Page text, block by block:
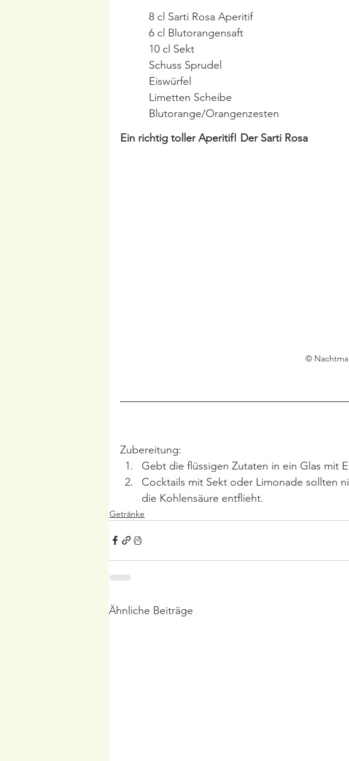
8 cl Sarti Rosa Aperitif
6 cl Blutorangensaft
10 cl Sekt
Schuss Sprudel
Eiswürfel
Limetten Scheibe
Blutorange/Orangenzesten
Ein richtig toller Aperitif! Der Sarti Rosa
©
Zubereitung:
Gebt die flüssigen Zutaten in ein Glas mit
Cocktails mit Sekt oder Limonade sollten
die Kohlensäure entflieht.
Getränke
Ähnliche Beiträge